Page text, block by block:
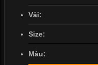
Vải:
Size:
Màu: